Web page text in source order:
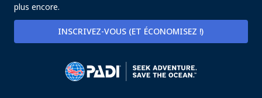
plus encore.
INSCRIVEZ-VOUS (ET ÉCONOMISEZ !)